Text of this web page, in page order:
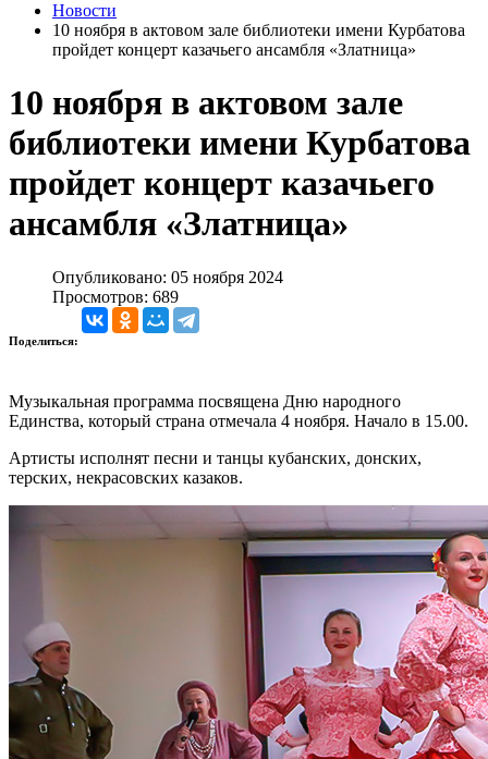
Новости
10 ноября в актовом зале библиотеки имени Курбатова
пройдет концерт казачьего ансамбля «Златница»
10 ноября в актовом зале
библиотеки имени Курбатова
пройдет концерт казачьего
ансамбля «Златница»
Опубликовано: 05 ноября 2024
Просмотров: 689
Поделиться:
Музыкальная программа посвящена Дню народного
Единства, который страна отмечала 4 ноября. Начало в 15.00.
Артисты исполнят песни и танцы кубанских, донских,
терских, некрасовских казаков.